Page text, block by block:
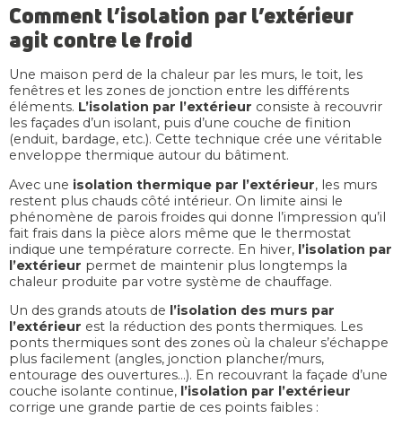
Comment l’isolation par l’extérieur
agit contre le froid
Une maison perd de la chaleur par les murs, le toit, les
fenêtres et les zones de jonction entre les différents
éléments. L’isolation par l’extérieur consiste à recouvrir
les façades d’un isolant, puis d’une couche de finition
(enduit, bardage, etc.). Cette technique crée une véritable
enveloppe thermique autour du bâtiment.
Avec une isolation thermique par l’extérieur, les murs
restent plus chauds côté intérieur. On limite ainsi le
phénomène de parois froides qui donne l’impression qu’il
fait frais dans la pièce alors même que le thermostat
indique une température correcte. En hiver, l’isolation par
l’extérieur permet de maintenir plus longtemps la
chaleur produite par votre système de chauffage.
Un des grands atouts de l’isolation des murs par
l’extérieur est la réduction des ponts thermiques. Les
ponts thermiques sont des zones où la chaleur s’échappe
plus facilement (angles, jonction plancher/murs,
entourage des ouvertures…). En recouvrant la façade d’une
couche isolante continue, l’isolation par l’extérieur
corrige une grande partie de ces points faibles :